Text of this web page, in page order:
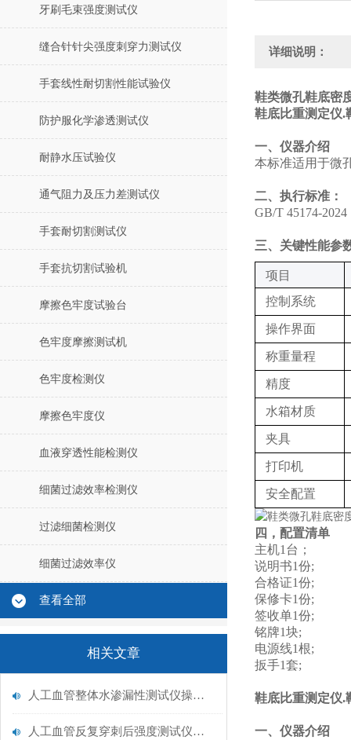
牙刷毛束强度测试仪
缝合针针尖强度刺穿力测试仪
手套线性耐切割性能试验仪
防护服化学渗透测试仪
耐静水压试验仪
通气阻力及压力差测试仪
手套耐切割测试仪
手套抗切割试验机
摩擦色牢度试验台
色牢度摩擦测试机
色牢度检测仪
摩擦色牢度仪
血液穿透性能检测仪
细菌过滤效率检测仪
过滤细菌检测仪
细菌过滤效率仪
查看全部
相关文章
人工血管整体水渗漏性测试仪操作中最容易出错的步骤
人工血管反复穿刺后强度测试仪是什么？透析患者的“生命管“质量靠它把关！
详细说明：
鞋类微孔鞋底密
鞋底比重测定仪‌.
一、仪器介绍
本标准适用于微
二、执行标准：
GB/T 45174-
三、关键性能参
‌项目‌
控制系统‌
操作界面‌
称重量程
精度
水箱材质
夹具‌‌
打印机
安全配置
四，配置清单
主机1台；
说明书1份;
合格证1份;
保修卡1份;
签收单1份;
铭牌1块;
电源线1根;
扳手1套;
鞋底比重测定仪‌.
一、仪器介绍